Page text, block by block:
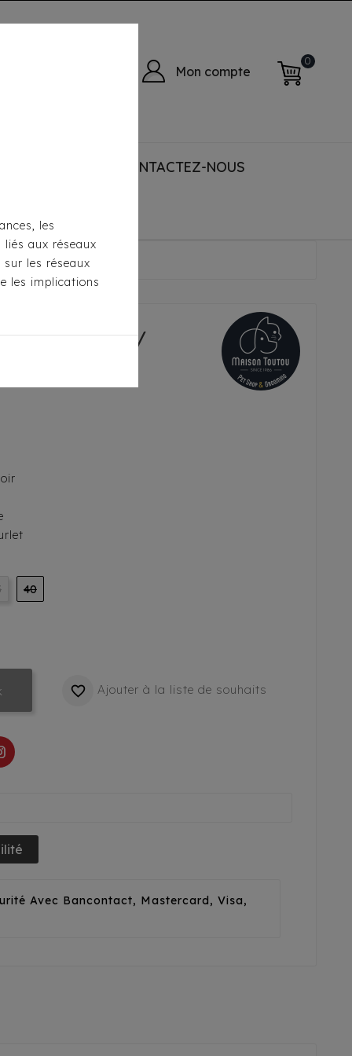
Mon compte
0
CONTACTEZ-NOUS
/ Noir
Ton Rouge /
40
 Ajouter à la liste de souhaits
Avec Bancontact, Mastercard, Visa,
les
aux réseaux
les réseaux
les implications